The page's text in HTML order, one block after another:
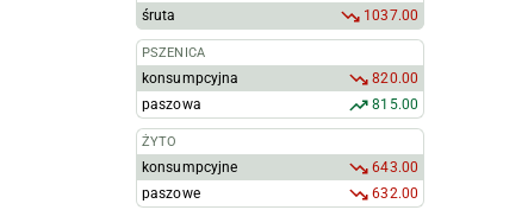
śruta
1037.00
PSZENICA
konsumpcyjna
820.00
paszowa
815.00
ŻYTO
konsumpcyjne
643.00
paszowe
632.00